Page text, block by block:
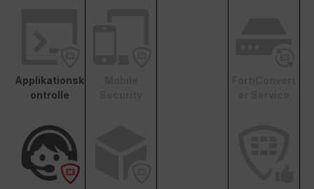
Applikationsk
ontrolle